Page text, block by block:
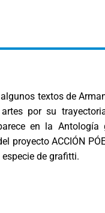
textos de
por su
en la
proyecto ACCIÓN
de grafitti.